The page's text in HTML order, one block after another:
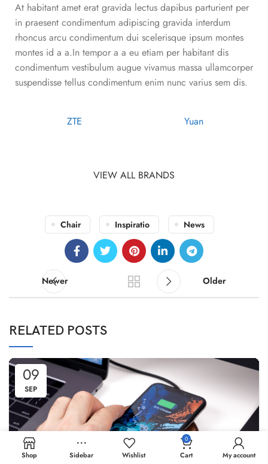
At habitant amet erat gravida lectus dapibus parturient per
in praesent condimentum adipiscing gravida interdum
rhoncus arcu condimentum dui scelerisque ipsum montes
montes id a a.In tempor a a eu etiam per habitant dis
condimentum vestibulum augue vivamus massa ullamcorper
suspendisse tellus condimentum enim nunc varius sem dis.
ZTE Yuan
VIEW ALL BRANDS
Chair Inspiratio News
Newer Older
RELATED POSTS
09
SEP
Shop Sidebar Wishlist
0
Cart My account